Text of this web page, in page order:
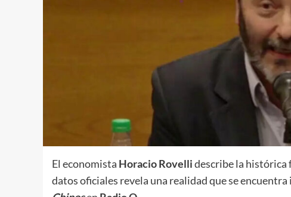
El economista Horacio Rovellidescribe la histórica
datos oficiales revela una realidad que se